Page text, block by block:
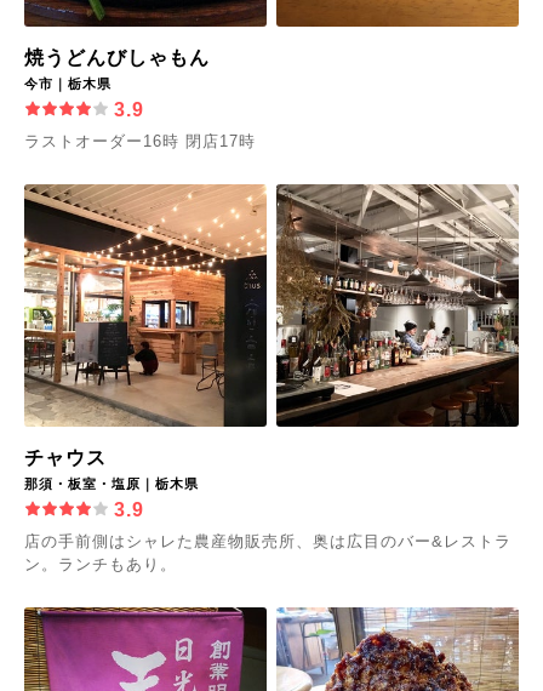
焼うどんびしゃもん
今市｜栃木県
3.9
ラストオーダー16時 閉店17時
チャウス
那須・板室・塩原｜栃木県
3.9
店の手前側はシャレた農産物販売所、奥は広目のバー&レストラ
ン。ランチもあり。